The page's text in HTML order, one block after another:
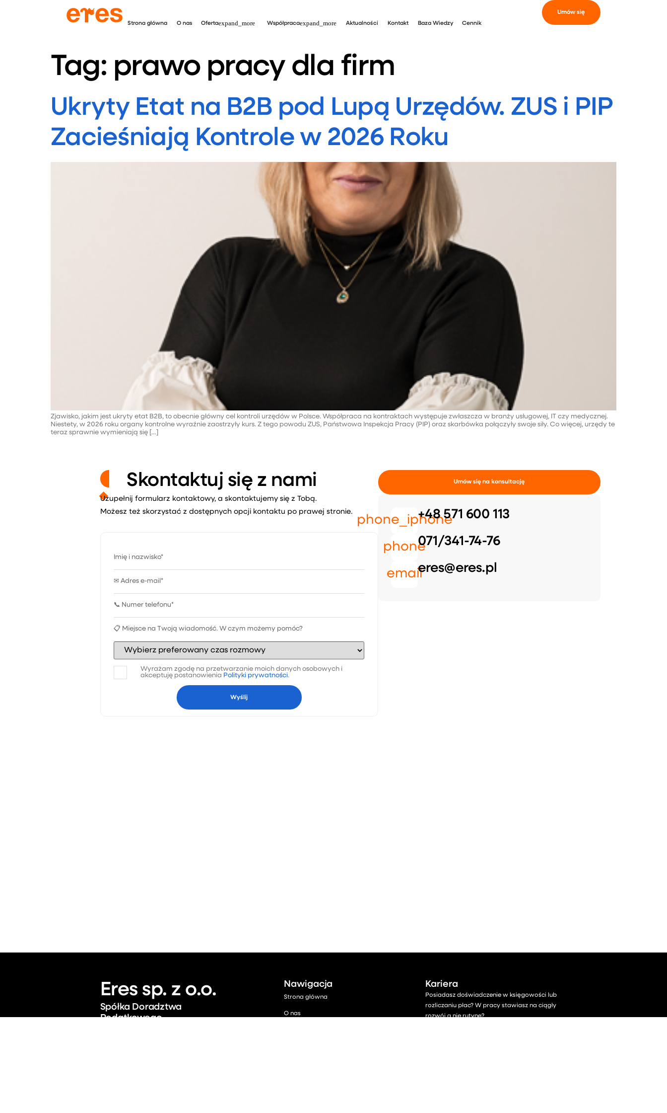
Strona główna O nas Oferta Współpraca Aktualności Kontakt Baza Wiedzy Cennik
Umów się
Tag: prawo pracy dla firm
Ukryty Etat na B2B pod Lupą Urzędów. ZUS i PIP
Zacieśniają Kontrole w 2026 Roku
Zjawisko, jakim jest ukryty etat B2B, to obecnie główny cel kontroli urzędów w Polsce. Współpraca na kontraktach występuje zwłaszcza w branży usługowej, IT czy medycznej.
Niestety, w 2026 roku organy kontrolne wyraźnie zaostrzyły kurs. Z tego powodu ZUS, Państwowa Inspekcja Pracy (PIP) oraz skarbówka połączyły swoje siły. Co więcej, urzędy te
teraz sprawnie wymieniają się […]
Skontaktuj się z nami
Uzupełnij formularz kontaktowy, a skontaktujemy się z Tobą.
Możesz też skorzystać z dostępnych opcji kontaktu po prawej stronie.
Wyrażam zgodę na przetwarzanie moich danych osobowych i
akceptuję postanowienia Polityki prywatności.
Umów się na konsultację
phone_iphone+48 571 600 113
phone071/341-74-76
emaileres@eres.pl
Eres sp. z o.o.
Spółka Doradztwa
Podatkowego
Nawigacja
Strona główna
O nas
Kariera
Posiadasz doświadczenie w księgowości lub
rozliczaniu płac? W pracy stawiasz na ciągły
rozwój a nie rutynę?